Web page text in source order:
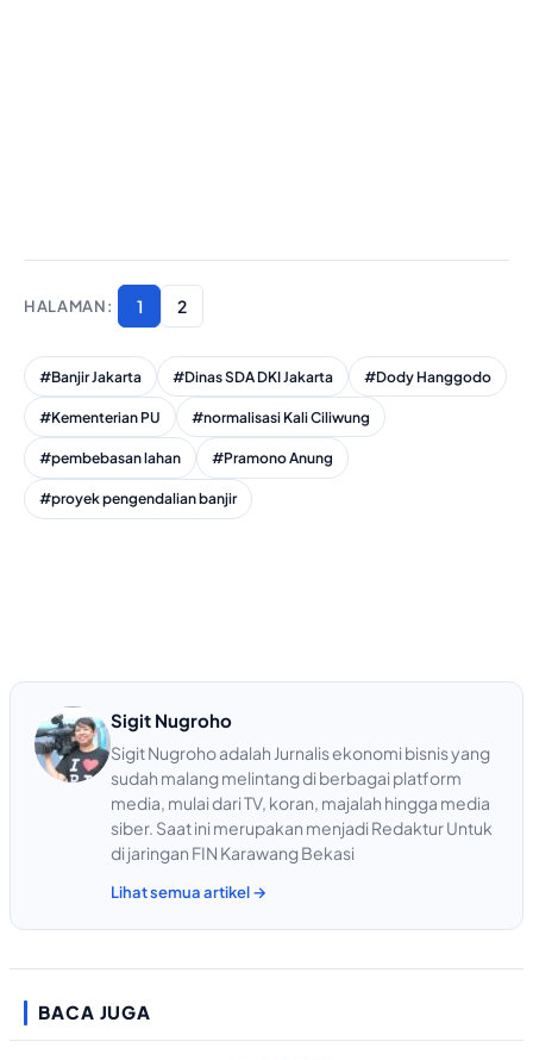
1 2
#Banjir Jakarta #Dinas SDA DKI Jakarta #Dody Hanggodo
#Kementerian PU #normalisasi Kali Ciliwung
#pembebasan lahan #Pramono Anung
#proyek pengendalian banjir
Sigit Nugroho
Sigit Nugroho adalah Jurnalis ekonomi bisnis yang
sudah malang melintang di berbagai platform
media, mulai dari TV, koran, majalah hingga media
siber. Saat ini merupakan menjadi Redaktur Untuk
di jaringan FIN Karawang Bekasi
Lihat semua artikel →
BACA JUGA